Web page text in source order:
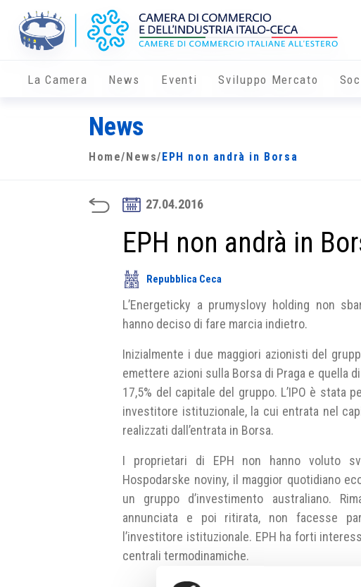
La Camera News Eventi Sviluppo Mercato
News
Home/ News/ EPH non andrà in Borsa
27.04.2016
EPH non andrà in
Repubblica Ceca
L’Energeticky a prumyslovy holding non
hanno deciso di fare marcia indietro.
Inizialmente i due maggiori azionisti del
emettere azioni sulla Borsa di Praga e quella
17,5% del capitale del gruppo. L’IPO è stata
investitore istituzionale, la cui entrata nel
realizzati dall’entrata in Borsa.
I proprietari di EPH non hanno voluto
Hospodarske noviny, il maggior quotidiano
un gruppo d’investimento australiano.
annunciata e poi ritirata, non facesse
l’investitore istituzionale. EPH ha forti
centrali termodinamiche.